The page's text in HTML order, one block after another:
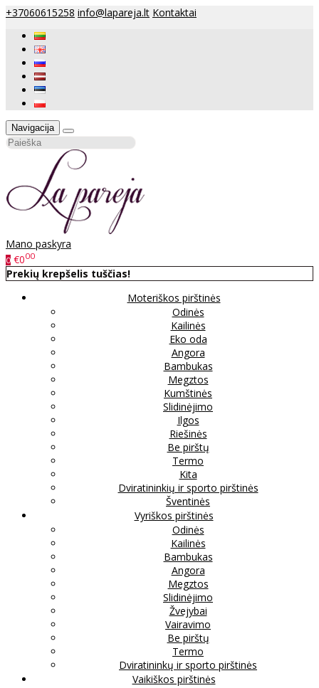
+37060615258 info@lapareja.lt Kontaktai
Navigacija
Mano paskyra
0 €000
Prekių krepšelis tuščias!
Moteriškos pirštinės
Odinės
Kailinės
Eko oda
Angora
Bambukas
Megztos
Kumštinės
Slidinėjimo
Ilgos
Riešinės
Be pirštų
Termo
Kita
Dviratininkių ir sporto pirštinės
Šventinės
Vyriškos pirštinės
Odinės
Kailinės
Bambukas
Angora
Megztos
Slidinėjimo
Žvejybai
Vairavimo
Be pirštų
Termo
Dviratininkų ir sporto pirštinės
Vaikiškos pirštinės